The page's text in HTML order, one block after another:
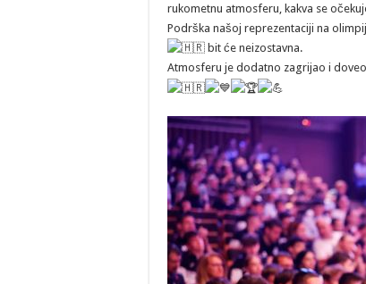
rukometnu atmosferu, kakva se
Podrška našoj reprezentaciji na
bit će neizostavna.
Atmosferu je dodatno zagrijao i